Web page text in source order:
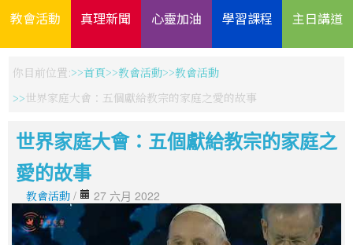
教會活動 真理新聞 心靈加油 學習課程 主日講道
你目前位置: 首頁 教會活動
教會活動
世界家庭大會：五個獻給教宗的家庭之愛的故事
世界家庭大會：五個獻給教宗的家庭之
愛的故事
教會活動 / 27 六月 2022